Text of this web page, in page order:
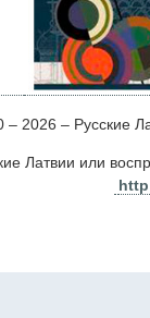
– 2026 – Русские
Латвии или